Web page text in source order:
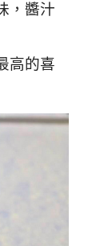
，醬汁
高的喜